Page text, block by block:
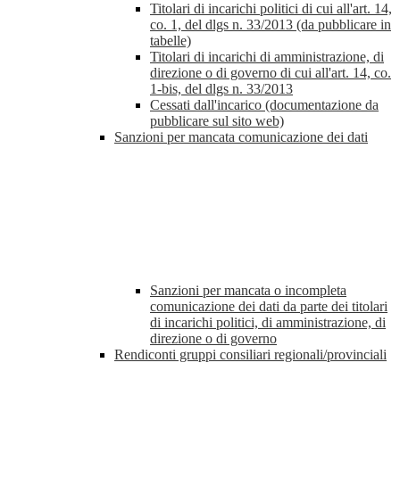
Titolari di incarichi politici di cui all'art. 14,
co. 1, del dlgs n. 33/2013 (da pubblicare in
tabelle)
Titolari di incarichi di amministrazione, di
direzione o di governo di cui all'art. 14, co.
1-bis, del dlgs n. 33/2013
Cessati dall'incarico (documentazione da
pubblicare sul sito web)
Sanzioni per mancata comunicazione dei dati
Sanzioni per mancata o incompleta
comunicazione dei dati da parte dei titolari
di incarichi politici, di amministrazione, di
direzione o di governo
Rendiconti gruppi consiliari regionali/provinciali